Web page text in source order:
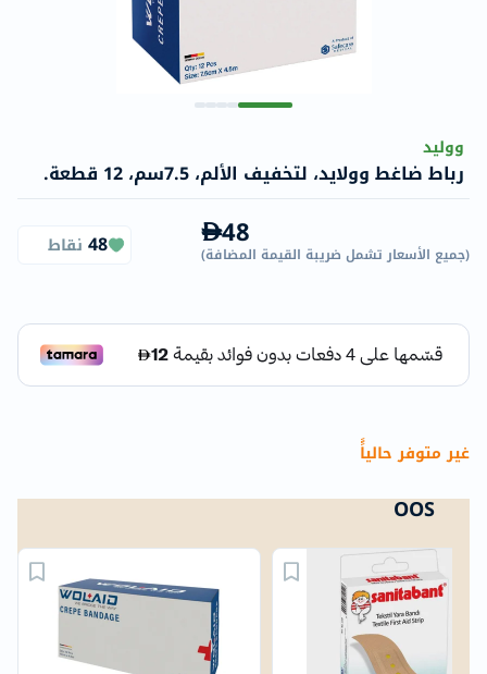
ووليد
رباط ضاغط وولايد، لتخفيف الألم، 7.5سم، 12 قطعة.
48 (جميع الأسعار تشمل ضريبة القيمة المضافة)
48 نقاط
غير متوفر حالياًً
OOS